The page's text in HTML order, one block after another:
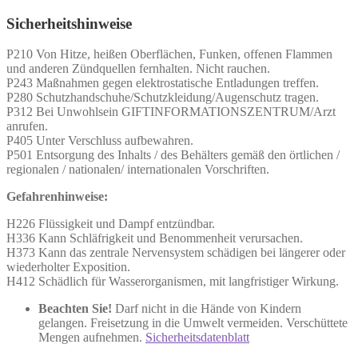
Sicherheitshinweise
P210 Von Hitze, heißen Oberflächen, Funken, offenen Flammen
und anderen Zündquellen fernhalten. Nicht rauchen.
P243 Maßnahmen gegen elektrostatische Entladungen treffen.
P280 Schutzhandschuhe/Schutzkleidung/Augenschutz tragen.
P312 Bei Unwohlsein GIFTINFORMATIONSZENTRUM/Arzt
anrufen.
P405 Unter Verschluss aufbewahren.
P501 Entsorgung des Inhalts / des Behälters gemäß den örtlichen /
regionalen / nationalen/ internationalen Vorschriften.
Gefahrenhinweise:
H226 Flüssigkeit und Dampf entzündbar.
H336 Kann Schläfrigkeit und Benommenheit verursachen.
H373 Kann das zentrale Nervensystem schädigen bei längerer oder
wiederholter Exposition.
H412 Schädlich für Wasserorganismen, mit langfristiger Wirkung.
Beachten Sie! Darf nicht in die Hände von Kindern
gelangen. Freisetzung in die Umwelt vermeiden. Verschüttete
Mengen aufnehmen. Sicherheitsdatenblatt